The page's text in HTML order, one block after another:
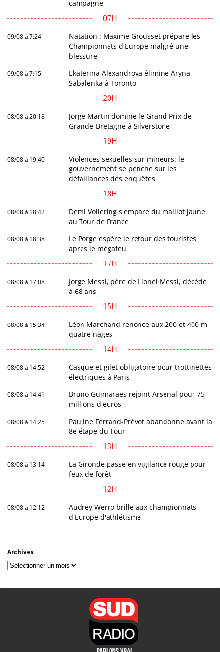
campagne
07H
09/08 à 7:24
Natation : Maxime Grousset prépare les
Championnats d'Europe malgré une
blessure
09/08 à 7:15
Ekaterina Alexandrova élimine Aryna
Sabalenka à Toronto
20H
08/08 à 20:18
Jorge Martin domine le Grand Prix de
Grande-Bretagne à Silverstone
19H
08/08 à 19:40
Violences sexuelles sur mineurs: le
gouvernement se penche sur les
défaillances des enquêtes
18H
08/08 à 18:42
Demi Vollering s'empare du maillot jaune
au Tour de France
08/08 à 18:38
Le Porge espère le retour des touristes
après le mégafeu
17H
08/08 à 17:08
Jorge Messi, père de Lionel Messi, décède
à 68 ans
15H
08/08 à 15:34
Léon Marchand renonce aux 200 et 400 m
quatre nages
14H
08/08 à 14:52
Casque et gilet obligatoire pour trottinettes
électriques à Paris
08/08 à 14:41
Bruno Guimaraes rejoint Arsenal pour 75
millions d'euros
08/08 à 14:25
Pauline Ferrand-Prévot abandonne avant la
8e étape du Tour
13H
08/08 à 13:14
La Gironde passe en vigilance rouge pour
feux de forêt
12H
08/08 à 12:12
Audrey Werro brille aux championnats
d'Europe d'athlétisme
Archives
Archives